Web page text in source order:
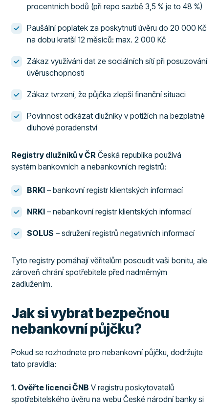
procentních bodů (při repo sazbě 3,5 % je to 48 %)
Paušální poplatek za poskytnutí úvěru do 20 000 Kč
na dobu kratší 12 měsíců: max. 2 000 Kč
Zákaz využívání dat ze sociálních sítí při posuzování
úvěruschopnosti
Zákaz tvrzení, že půjčka zlepší finanční situaci
Povinnost odkázat dlužníky v potížích na bezplatné
dluhové poradenství
Registry dlužníků v ČR Česká republika používá
systém bankovních a nebankovních registrů:
BRKI – bankovní registr klientských informací
NRKI – nebankovní registr klientských informací
SOLUS – sdružení registrů negativních informací
Tyto registry pomáhají věřitelům posoudit vaši bonitu, ale
zároveň chrání spotřebitele před nadměrným
zadlužením.
Jak si vybrat bezpečnou
nebankovní půjčku?
Pokud se rozhodnete pro nebankovní půjčku, dodržujte
tato pravidla:
1. Ověřte licenci ČNB V registru poskytovatelů
spotřebitelského úvěru na webu České národní banky si